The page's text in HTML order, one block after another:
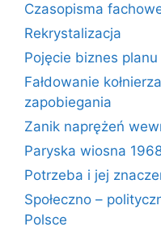
Czasopisma
Rekrystalizacja
Pojęcie biznes planu
Fałdowanie
zapobiegania
Zanik naprężeń
Paryska wiosna
Potrzeba i jej
Społeczno –
Polsce